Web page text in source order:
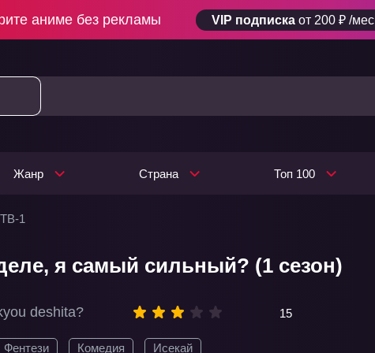
аниме без рекламы VIP подписка от 200 ₽ /мес
Жанр Страна Топ 100
1
я самый сильный? (1 сезон)
deshita? 15
Фентези Комедия Исекай